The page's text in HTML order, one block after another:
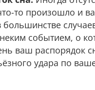
то произошло и
событием, о
ваш распорядок
удара по